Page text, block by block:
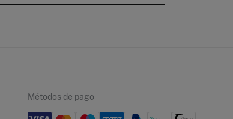
Métodos de pago